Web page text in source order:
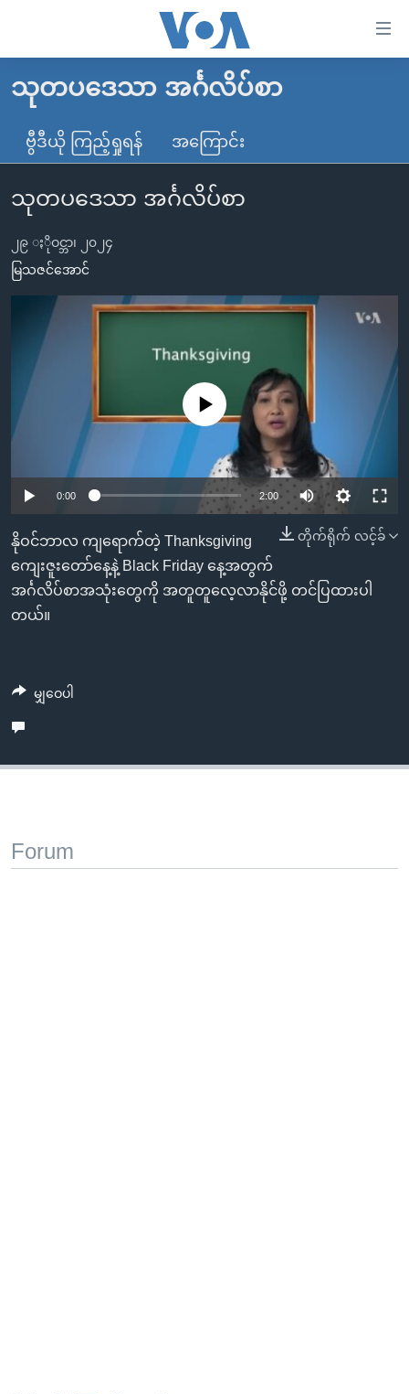
လွယ်ကူ
သည့်
များ
ပင်မ
အကြောင်းအရာ
ပင်မ
ညွန်း
ကျော်
ကြည့်
ရန်
ရှာဖွေ
ရန်
ကျော်
မူလစာမျက်နှာ
မြန်မာ
ကမ္ဘာ့သတင်းများ
နိုင်ငံတကာ
တရုတ်
အစ္စရေး-ပါလက်စတိုင်း
ဗွီဒီယို
ရပ်ဝန်းတခု လမ်းတခု အလွန်
အင်္ဂလိပ်စာလေ့လာမယ်
အမေရိကန်သုံးအီဒီယံ
မကြေးမုံရဲ့ အင်္ဂလိပ်စာ
သုတပဒေသာ အင်္ဂလိပ်စာ
အပတ်စဉ်ကဏ္ဍများ
ရေဒီယို
ရေဒီယိုနှင့်ရုပ်သံ အချက်အလက်များ
ရေဒီယို/တီဗွီအစီအစဉ်
Learning English
ဗွီအိုအေ လူမှုကွန်ယက်များ
ဘာသာစကားများ
သုတပဒေသာ အင်္ဂလိပ်စာ
ဗွီဒီယို ကြည့်ရှုရန် အကြောင်း
သုတပဒေသာ အင်္ဂလိပ်စာ
၂၉ ႏိုဝင္ဘာ၊ ၂၀၂၄
မြသဇင်အောင်
No media source currently available
0:00 2:00
တိုက်ရိုက် လင့်ခ်
နိုဝင်ဘာလ ကျရောက်တဲ့ Thanksgiving
ကျေးဇူးတော်နေ့နဲ့ Black Friday နေ့အတွက်
အင်္ဂလိပ်စာအသုံးတွေကို အတူတူလေ့လာနိုင်ဖို့ တင်ပြထားပါ
တယ်။
မျှဝေပါ
Forum